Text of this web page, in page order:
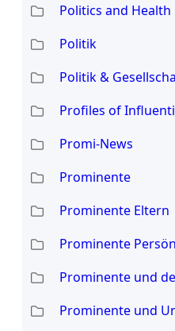
Politics and Health
Politik
Politik &
Profiles of
Promi-News
Prominente
Prominente Eltern
Prominente
Prominente und
Prominente und